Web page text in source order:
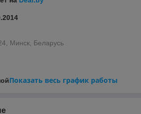
Минск, Беларусь
Показать весь график работы